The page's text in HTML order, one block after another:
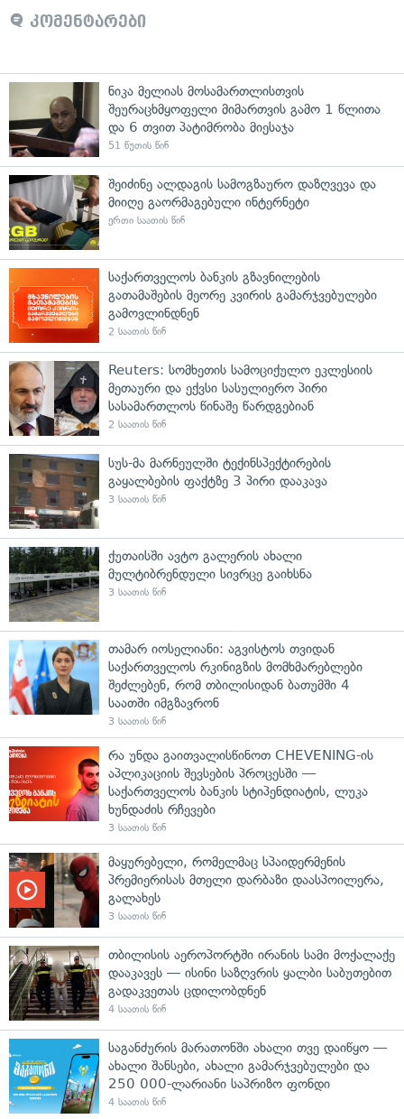
კომენტარები
ნიკა მელიას მოსამართლისთვის
შეურაცხმყოფელი მიმართვის გამო 1 წლითა
და 6 თვით პატიმრობა მიესაჯა
51 წუთის წინ
შეიძინე ალდაგის სამოგზაურო დაზღვევა და
მიიღე გაორმაგებული ინტერნეტი
ერთი საათის წინ
საქართველოს ბანკის გზავნილების
გათამაშების მეორე კვირის გამარჯვებულები
გამოვლინდნენ
2 საათის წინ
Reuters: სომხეთის სამოციქულო ეკლესიის
მეთაური და ექვსი სასულიერო პირი
სასამართლოს წინაშე წარდგებიან
2 საათის წინ
სუს-მა მარნეულში ტექინსპექტირების
გაყალბების ფაქტზე 3 პირი დააკავა
3 საათის წინ
ქუთაისში ავტო გალერის ახალი
მულტიბრენდული სივრცე გაიხსნა
3 საათის წინ
თამარ იოსელიანი: აგვისტოს თვიდან
საქართველოს რკინიგზის მომხმარებლები
შეძლებენ, რომ თბილისიდან ბათუმში 4
საათში იმგზავრონ
3 საათის წინ
რა უნდა გაითვალისწინოთ CHEVENING-ის
აპლიკაციის შევსების პროცესში —
საქართველოს ბანკის სტიპენდიატის, ლუკა
ხუნდაძის რჩევები
3 საათის წინ
მაყურებელი, რომელმაც სპაიდერმენის
პრემიერისას მთელი დარბაზი დაასპოილერა,
გალახეს
3 საათის წინ
თბილისის აეროპორტში ირანის სამი მოქალაქე
დააკავეს — ისინი საზღვრის ყალბი საბუთებით
გადაკვეთას ცდილობდნენ
4 საათის წინ
საგანძურის მარათონში ახალი თვე დაიწყო —
ახალი შანსები, ახალი გამარჯვებულები და
250 000-ლარიანი საპრიზო ფონდი
4 საათის წინ